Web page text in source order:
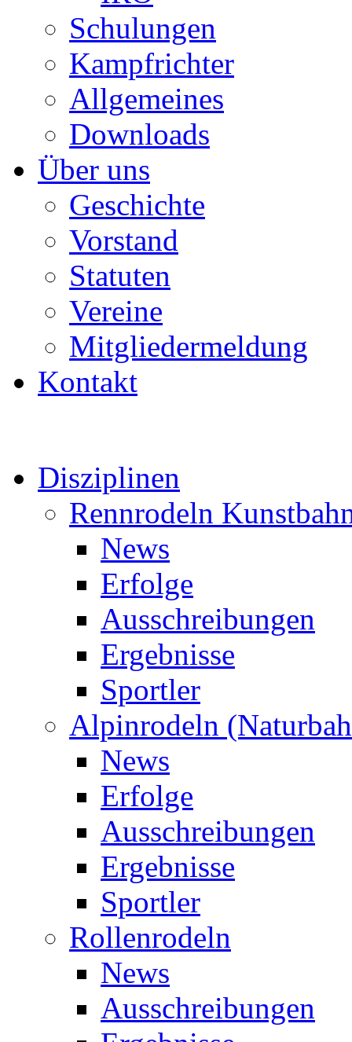
Schulungen
Kampfrichter
Allgemeines
Downloads
Über uns
Geschichte
Vorstand
Statuten
Vereine
Mitgliedermeldung
Kontakt
Disziplinen
Rennrodeln
News
Erfolge
Ausschreibungen
Ergebnisse
Sportler
Alpinrodeln
News
Erfolge
Ausschreibungen
Ergebnisse
Sportler
Rollenrodeln
News
Ausschreibungen